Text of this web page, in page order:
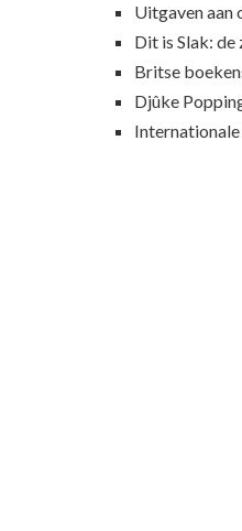
Uitgaven aan
Dit is Slak:
Britse
Djûke